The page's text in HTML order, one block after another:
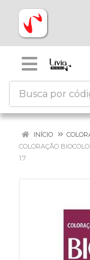
INÍCIO
COLORAÇÃO
1.7